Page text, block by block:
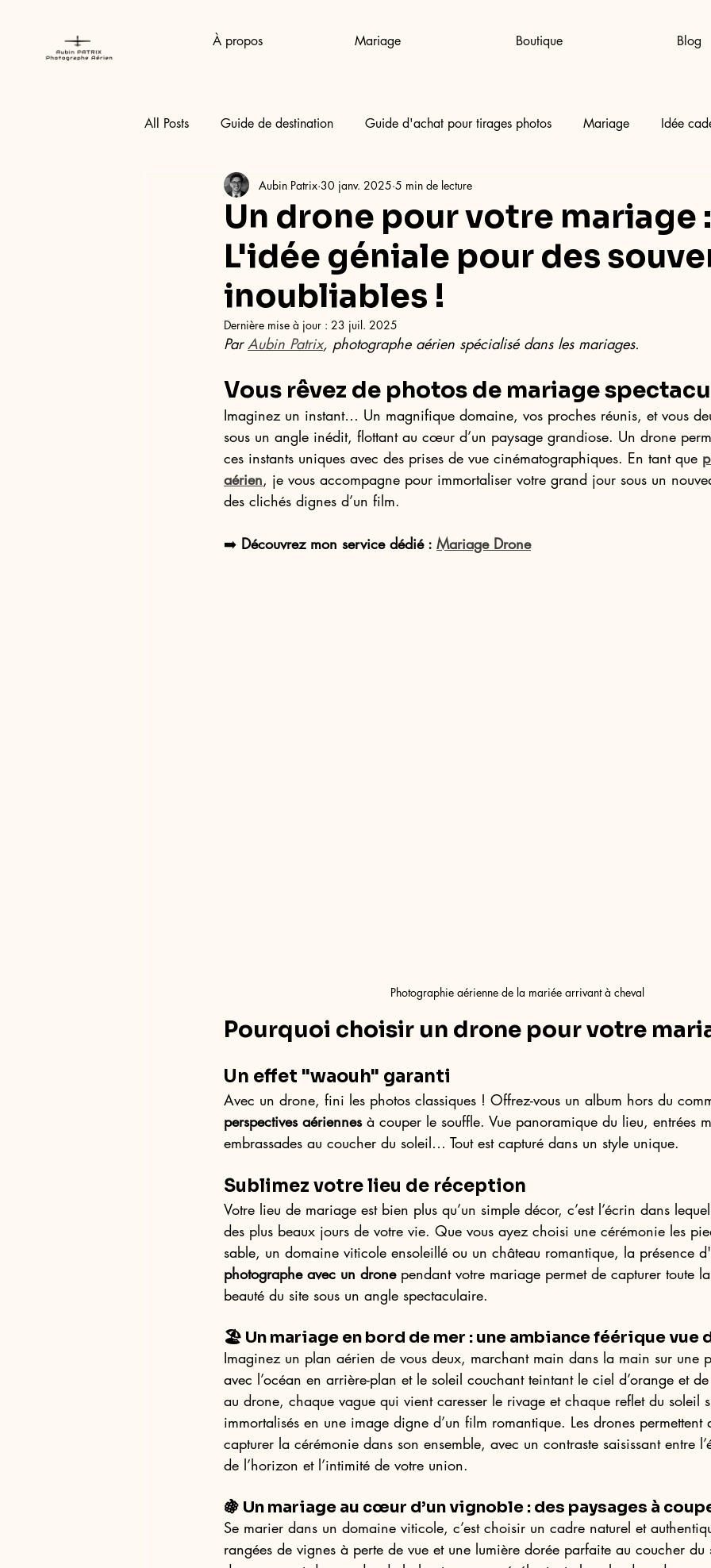
À propos Mariage Boutique Blog
All Posts Guide de destination Guide d'achat pour tirages photos Mariage Idée
Un drone pour votre mariage :
L'idée géniale pour des
inoubliables !
Aubin Patrix 30 janv. 2025 5 min de lecture
Dernière mise à jour : 23 juil. 2025
Par Aubin Patrix, photographe aérien spécialisé dans les mariages.
Vous rêvez de photos de mariage
Imaginez un instant… Un magnifique domaine, vos proches réunis, et vous
sous un angle inédit, flottant au cœur d’un paysage grandiose. Un drone
ces instants uniques avec des prises de vue cinématographiques. En tant que
aérien, je vous accompagne pour immortaliser votre grand jour sous un
des clichés dignes d’un film.
➡️ Découvrez mon service dédié : Mariage Drone
Photographie aérienne de la mariée arrivant à cheval
Pourquoi choisir un drone pour votre
Un effet "waouh" garanti
Avec un drone, fini les photos classiques ! Offrez-vous un album hors du
perspectives aériennes à couper le souffle. Vue panoramique du lieu, entrées
embrassades au coucher du soleil… Tout est capturé dans un style unique.
Sublimez votre lieu de réception
Votre lieu de mariage est bien plus qu’un simple décor, c’est l’écrin dans
des plus beaux jours de votre vie. Que vous ayez choisi une cérémonie les
sable, un domaine viticole ensoleillé ou un château romantique, la présence
photographe avec un drone pendant votre mariage permet de capturer toute
beauté du site sous un angle spectaculaire.
🏖️ Un mariage en bord de mer : une ambiance féérique vue
Imaginez un plan aérien de vous deux, marchant main dans la main sur une
avec l’océan en arrière-plan et le soleil couchant teintant le ciel d’orange et
au drone, chaque vague qui vient caresser le rivage et chaque reflet du soleil
immortalisés en une image digne d’un film romantique. Les drones permettent
capturer la cérémonie dans son ensemble, avec un contraste saisissant entre
de l’horizon et l’intimité de votre union.
🍇 Un mariage au cœur d’un vignoble : des paysages à
Se marier dans un domaine viticole, c’est choisir un cadre naturel et
rangées de vignes à perte de vue et une lumière dorée parfaite au coucher du